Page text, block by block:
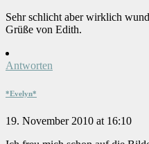
Sehr schlicht aber wirklich
Grüße von Edith.
Antworten
*Evelyn*
19. November 2010 at 16:10